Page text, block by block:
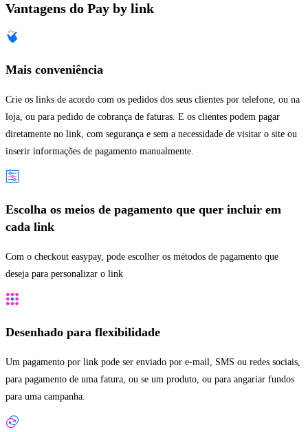
Vantagens do Pay by link
Mais conveniência
Crie os links de acordo com os pedidos dos seus clientes por telefone, ou na
loja, ou para pedido de cobrança de faturas. E os clientes podem pagar
diretamente no link, com segurança e sem a necessidade de visitar o site ou
inserir informações de pagamento manualmente.
Escolha os meios de pagamento que quer incluir em
cada link
Com o checkout easypay, pode escolher os métodos de pagamento que
deseja para personalizar o link
Desenhado para flexibilidade
Um pagamento por link pode ser enviado por e-mail, SMS ou redes sociais,
para pagamento de uma fatura, ou se um produto, ou para angariar fundos
para uma campanha.